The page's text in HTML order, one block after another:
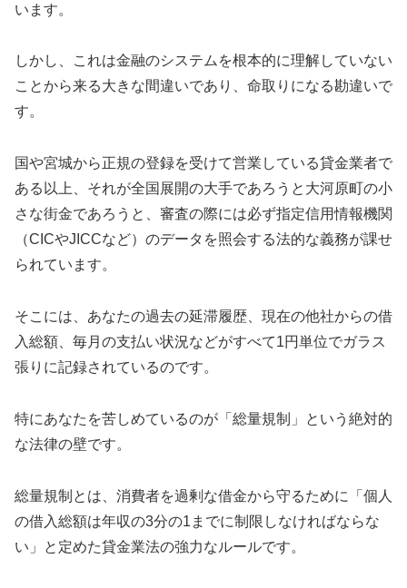
います。
しかし、これは金融のシステムを根本的に理解していない
ことから来る大きな間違いであり、命取りになる勘違いで
す。
国や宮城から正規の登録を受けて営業している貸金業者で
ある以上、それが全国展開の大手であろうと大河原町の小
さな街金であろうと、審査の際には必ず指定信用情報機関
（CICやJICCなど）のデータを照会する法的な義務が課せ
られています。
そこには、あなたの過去の延滞履歴、現在の他社からの借
入総額、毎月の支払い状況などがすべて1円単位でガラス
張りに記録されているのです。
特にあなたを苦しめているのが「総量規制」という絶対的
な法律の壁です。
総量規制とは、消費者を過剰な借金から守るために「個人
の借入総額は年収の3分の1までに制限しなければならな
い」と定めた貸金業法の強力なルールです。